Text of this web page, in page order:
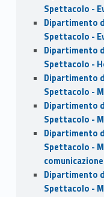
Spettacolo -
Dipartimento
Spettacolo -
Dipartimento
Spettacolo -
Dipartimento
Spettacolo -
Dipartimento
Spettacolo -
Dipartimento
Spettacolo -
comunicazione
Dipartimento
Spettacolo -